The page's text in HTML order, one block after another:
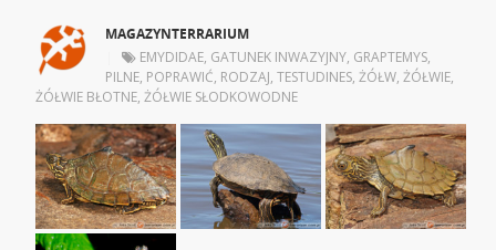
MAGAZYNTERRARIUM
EMYDIDAE, GATUNEK INWAZYJNY, GRAPTEMYS,
PILNE, POPRAWIĆ, RODZAJ,TESTUDINES,ŻÓŁW,ŻÓŁWIE,
ŻÓŁWIE BŁOTNE,ŻÓŁWIE SŁODKOWODNE